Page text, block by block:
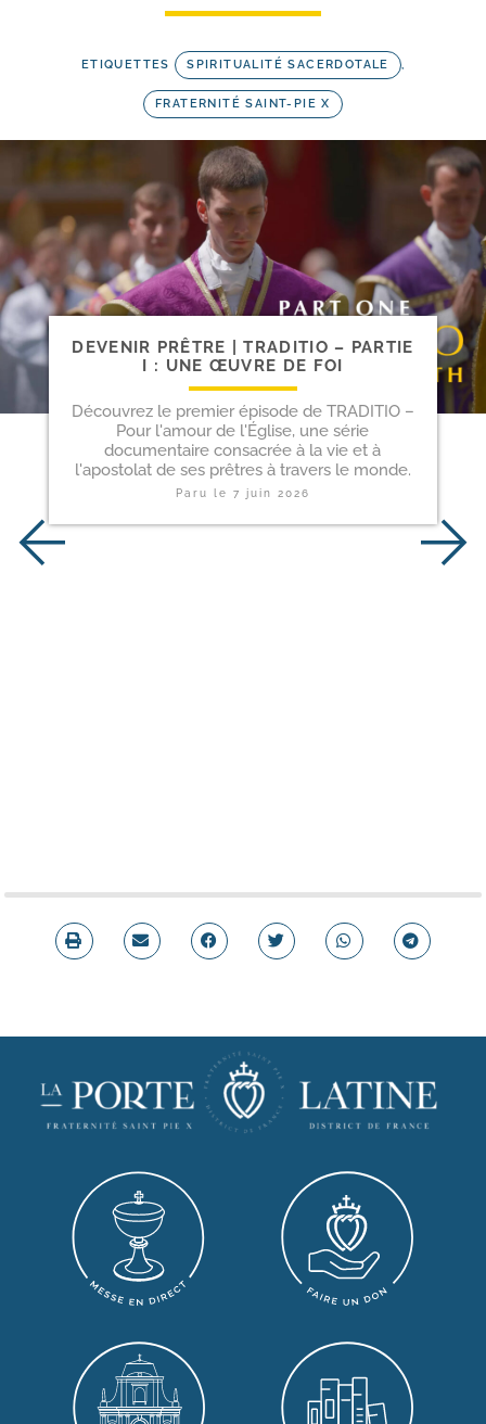
ETIQUETTES SPIRITUALITÉ SACERDOTALE ,
FRATERNITÉ SAINT-PIE X
DEVENIR PRÊTRE | TRADITIO – PARTIE
I : UNE ŒUVRE DE FOI
Découvrez le premier épisode de TRADITIO –
Pour l'amour de l'Église, une série
documentaire consacrée à la vie et à
l'apostolat de ses prêtres à travers le monde.
Paru le 7 juin 2026